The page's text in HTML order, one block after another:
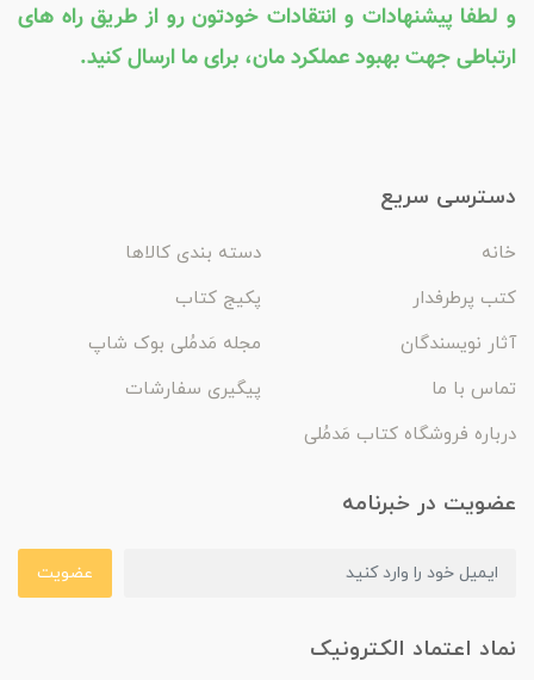
و لطفا پیشنهادات و انتقادات خودتون رو از طریق راه های
ارتباطی جهت بهبود عملکرد مان، برای ما ارسال کنید.
دسترسی سریع
خانه
دسته بندی کالاها
کتب پرطرفدار
پکیج کتاب
آثار نویسندگان
مجله مَدمُلی بوک شاپ
تماس با ما
پیگیری سفارشات
درباره فروشگاه کتاب مَدمُلی
عضویت در خبرنامه
عضویت
نماد اعتماد الکترونیک